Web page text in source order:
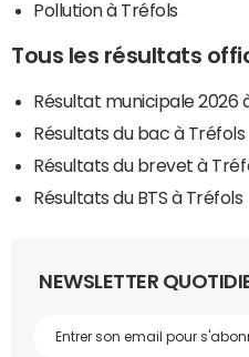
Pollution à Tréfols
Tous les résultats
Résultat municipale 2026
Résultats du bac à Tréfols
Résultats du brevet à
Résultats du BTS à Tréfols
NEWSLETTER